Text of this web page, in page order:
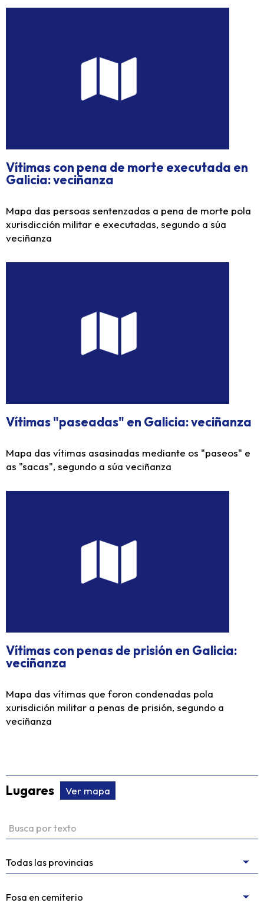
Vítimas con pena de morte executada en
Galicia: veciñanza
Mapa das persoas sentenzadas a pena de morte pola
xurisdicción militar e executadas, segundo a súa
veciñanza
Vítimas "paseadas" en Galicia: veciñanza
Mapa das vítimas asasinadas mediante os "paseos" e
as "sacas", segundo a súa veciñanza
Vítimas con penas de prisión en Galicia:
veciñanza
Mapa das vítimas que foron condenadas pola
xurisdición militar a penas de prisión, segundo a
veciñanza
Lugares Ver mapa